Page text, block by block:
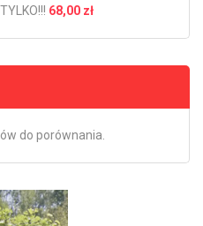
TYLKO!!! 68,00 zł
do porównania.